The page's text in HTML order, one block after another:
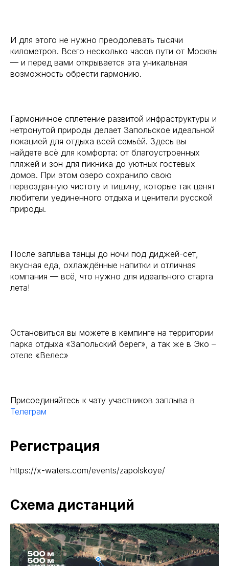
И для этого не нужно преодолевать тысячи
километров. Всего несколько часов пути от Москвы
— и перед вами открывается эта уникальная
возможность обрести гармонию.
Гармоничное сплетение развитой инфраструктуры и
нетронутой природы делает Запольское идеальной
локацией для отдыха всей семьёй. Здесь вы
найдете всё для комфорта: от благоустроенных
пляжей и зон для пикника до уютных гостевых
домов. При этом озеро сохранило свою
первозданную чистоту и тишину, которые так ценят
любители уединенного отдыха и ценители русской
природы.
После заплыва танцы до ночи под диджей-сет,
вкусная еда, охлаждённые напитки и отличная
компания — всё, что нужно для идеального старта
лета!
Остановиться вы можете в кемпинге на территории
парка отдыха «Запольский берег», а так же в Эко –
отеле «Велес»
Присоединяйтесь к чату участников заплыва в
Телеграм
Регистрация
https://x-waters.com/events/zapolskoye/
Схема дистанций